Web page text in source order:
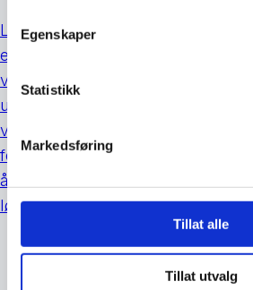
Egenskaper
Statistikk
Markedsføring
Tillat alle
Tillat utvalg
Løsepengeangrep anses som
enkeltstående digitale trussel
virksomheter, bedrifter og
utsatt for. For å få tilgang til
vanlige angrepsmetodene som
former for phishing. I tillegg
å benytte sårbarheter og
løsningene for å få tilgang.
Program og påmelding for